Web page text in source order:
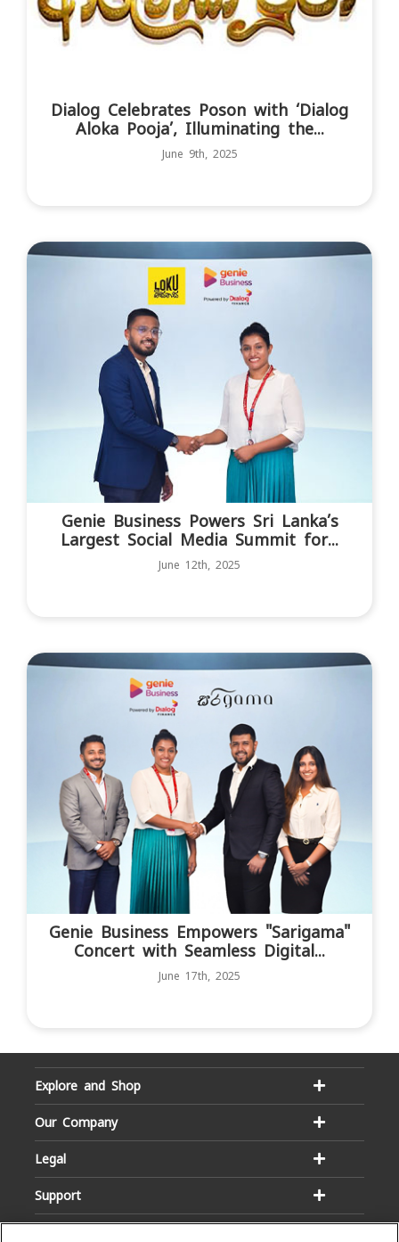
Dialog Celebrates Poson with ‘Dialog
Aloka Pooja’, Illuminating the...
June 9th, 2025
Genie Business Powers Sri Lanka’s
Largest Social Media Summit for...
June 12th, 2025
Genie Business Empowers "Sarigama"
Concert with Seamless Digital...
June 17th, 2025
Explore and Shop
Our Company
Legal
Support